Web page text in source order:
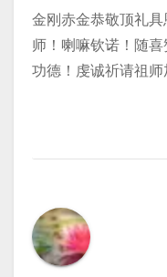
金刚赤金恭敬顶礼
师！喇嘛钦诺！随
功德！虔诚祈请祖师